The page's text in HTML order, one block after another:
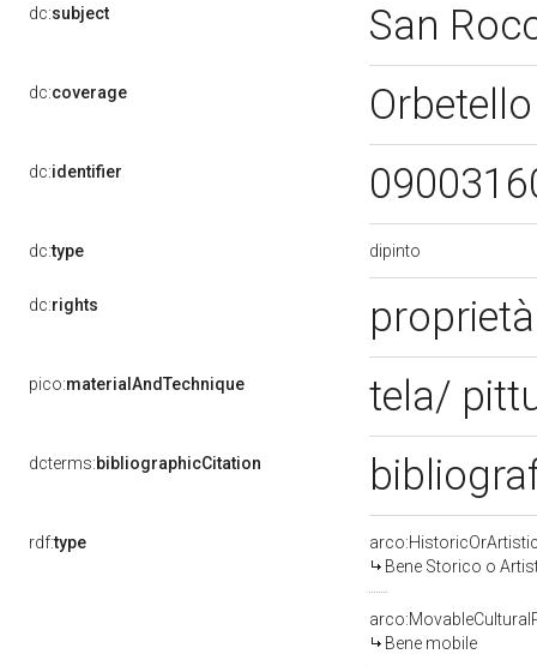
dc:subject San
dc:coverage
dc:identifier
dc:type dipinto
dc:rights
pico:materialAndTechnique tela/
dcterms:bibliographicCitation
rdf:type
Bene Storico o
Bene mobile